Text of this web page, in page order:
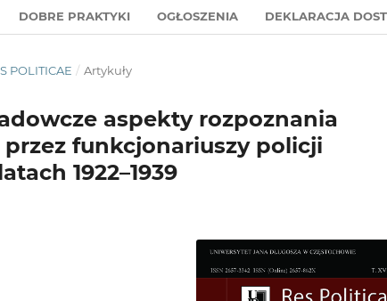
DOBRE PRAKTYKI OGŁOSZENIA DEKLARACJA
POLITICAE / Artykuły
aspekty rozpoznania
funkcjonariuszy policji
1922–1939